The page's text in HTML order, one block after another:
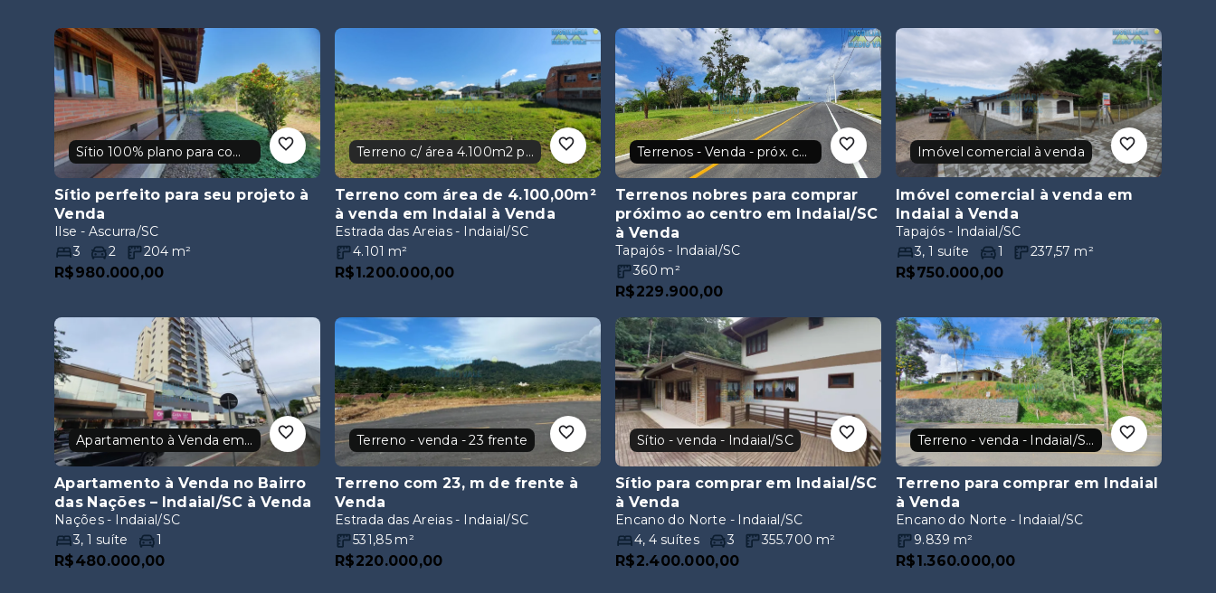
Sítio 100% plano para comprar
Sítio perfeito para seu projeto à
Venda
Ilse - Ascurra/SC
3
2 204m²
R$980.000,00
Terreno c/ área 4.100m2 plano
Terreno com área de 4.100,00m²
à venda em Indaial à Venda
Estrada das Areias - Indaial/SC
4.101 m²
R$1.200.000,00
Terrenos - Venda - próx. centro
Terrenos nobres para comprar
próximo ao centro em Indaial/SC
à Venda
Tapajós - Indaial/SC
360 m²
R$229.900,00
Imóvel comercial à venda
Imóvel comercial à venda em
Indaial à Venda
Tapajós - Indaial/SC
3,1 suíte 1 237,57m²
R$750.000,00
Apartamento à Venda em Indaial/SC
Apartamento à Venda no Bairro
das Nações – Indaial/SC à Venda
Nações - Indaial/SC
3,1 suíte 1
R$480.000,00
Terreno - venda - 23 frente
Terreno com 23, m de frente à
Venda
Estrada das Areias - Indaial/SC
531,85m²
R$220.000,00
Sítio - venda - Indaial/SC
Sítio para comprar em Indaial/SC
à Venda
Encano do Norte - Indaial/SC
4,4suítes 3 355.700m²
R$2.400.000,00
Terreno - venda - Indaial/SC
Terreno para comprar em Indaial
à Venda
Encano do Norte - Indaial/SC
9.839 m²
R$1.360.000,00
3 4